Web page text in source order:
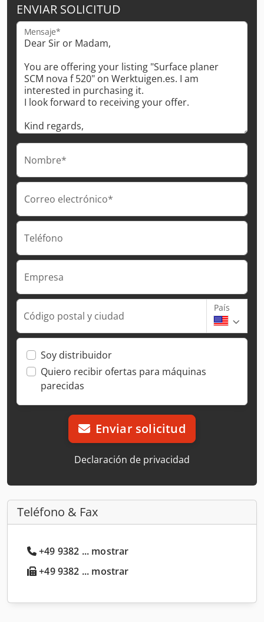
ENVIAR SOLICITUD
Mensaje*
Nombre*
Correo electrónico*
Teléfono
Empresa
Código postal y ciudad
País
Soy distribuidor
Quiero recibir ofertas para máquinas
parecidas
Enviar solicitud
Declaración de privacidad
Teléfono & Fax
+49 9382 ... mostrar
+49 9382 ... mostrar